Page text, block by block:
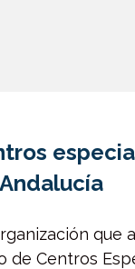
que
de Centros